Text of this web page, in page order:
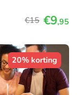
€15 €9,95
20% korting